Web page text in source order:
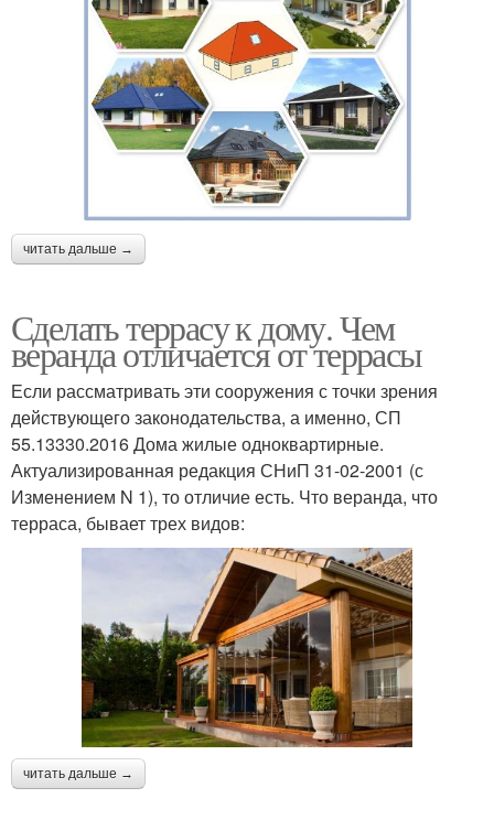
читать дальше →
Сделать террасу к дому. Чем
веранда отличается от террасы
Если рассматривать эти сооружения с точки зрения
действующего законодательства, а именно, СП
55.13330.2016 Дома жилые одноквартирные.
Актуализированная редакция СНиП 31-02-2001 (с
Изменением N 1), то отличие есть. Что веранда, что
терраса, бывает трех видов:
читать дальше →